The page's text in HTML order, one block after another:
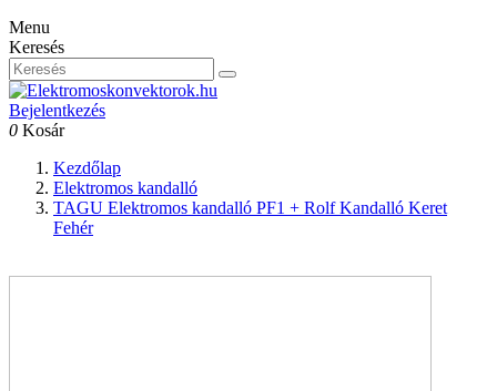
Menu
Keresés
Bejelentkezés
0 Kosár
Kezdőlap
Elektromos kandalló
TAGU Elektromos kandalló PF1 + Rolf Kandalló Keret
Fehér